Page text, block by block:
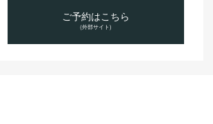
ご予約はこちら
(外部サイト)